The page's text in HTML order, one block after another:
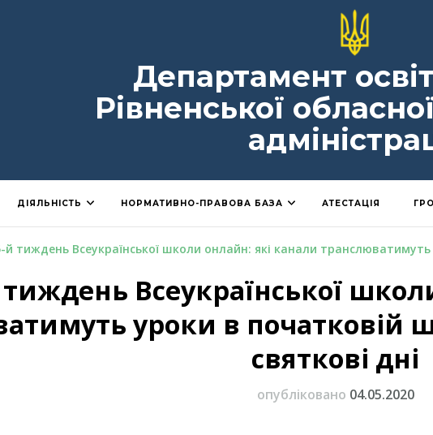
Департамент
Рівненської
ДІЯЛЬНІСТЬ НОРМАТИВНО-ПРАВОВА БАЗА АТЕСТАЦІЯ
й тиждень Всеукраїнської школи онлайн: які канали
Всеукраїнської
уроки в початковій
святкові дні
опубліковано 04.05.2020